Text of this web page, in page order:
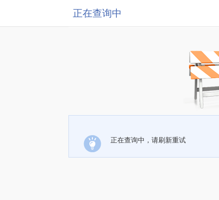
正在查询中
正在查询中，请刷新重试